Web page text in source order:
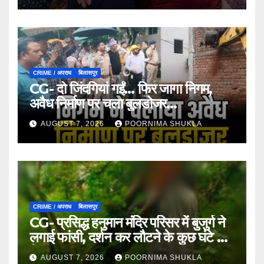
CRIME / अपराध बिलासपुर
CG- दो जिंदगियां गईं… फिर जागा निगम,
अवैध निर्माण पर चला बुलडोजर…
AUGUST 7, 2026 POORNIMA SHUKLA
CRIME / अपराध बिलासपुर
CG- प्रसिद्ध हनुमान मंदिर परिसर में बुजुर्ग ने
लगाई फांसी, दर्शन कर लौटने के कुछ घंटे बाद
मिला शव…
AUGUST 7, 2026 POORNIMA SHUKLA